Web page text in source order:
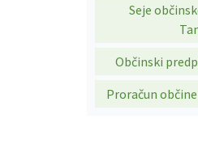
Seje
Občinski
Proračun